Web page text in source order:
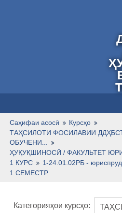
Тоҷикӣ ‎(tj)‎
Саҳифаи асосӣ
Курсҳо
ТАҲСИЛОТИ ФОСИЛАВИИ
ОБУЧЕНИ...
ҲУҚУҚШИНОСӢ / ФАКУЛЬТЕТ
1 КУРС
1-24.01.02РБ -
1 СЕМЕСТР
Категорияҳои курсҳо: